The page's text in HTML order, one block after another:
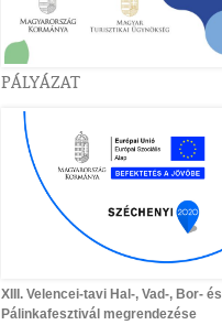
PÁLYÁZAT
XIII. Velencei-tavi Hal-, Vad-, Bor- és
Pálinkafesztivál megrendezése